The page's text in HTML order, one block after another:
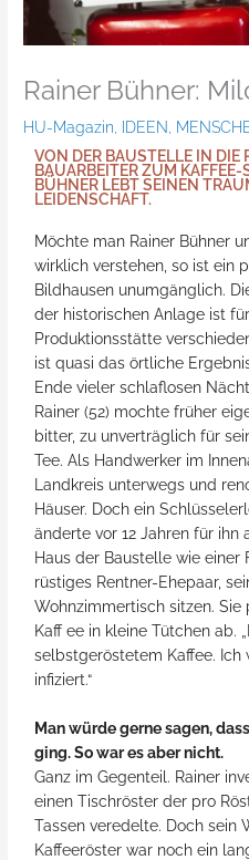
Rainer Bühner:
HU-Magazin IDEEN
VON DER BAUSTELLE IN DIE
BAUARBEITER ZUM
BÜHNER LEBT SEINEN
LEIDENSCHAFT.
Möchte man Rainer Bühner
wirklich verstehen, so ist ein
Bildhausen unumgänglich.
der historischen Anlage ist
Produktionsstätte
ist quasi das örtliche
Ende vieler schlaflosen
Rainer (52) mochte früher
bitter, zu unverträglich für
Tee. Als Handwerker im
Landkreis unterwegs und
Häuser. Doch ein
änderte vor 12 Jahren für ihn
Haus der Baustelle wie einer
rüstiges Rentner-Ehepaar,
Wohnzimmertisch sitzen.
Kaff ee in kleine Tütchen ab.
selbstgeröstetem Kaffee. Ich
infiziert.“
Man würde gerne sagen,
ging. So war es aber nicht.
Ganz im Gegenteil. Rainer
einen Tischröster der pro
Tassen veredelte. Doch sein
Kaffeeröster war noch ein